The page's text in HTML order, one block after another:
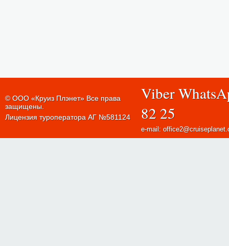
© ООО «Круиз Плэнет» Все права
защищены.
Лицензия туроператора АГ №581124
Viber
82 25
e-mail: